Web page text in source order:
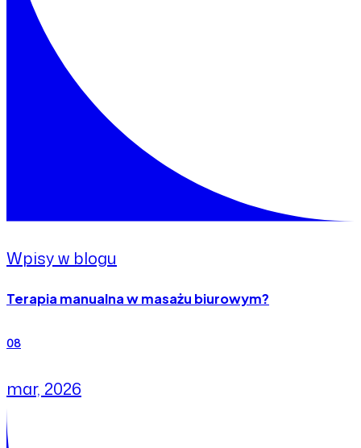
Wpisy w blogu
Terapia manualna w masażu biurowym?
08
mar, 2026